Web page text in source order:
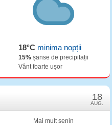
18°C minima nopții
15% șanse de precipitații
Vânt foarte ușor
18
AUG.
Mai mult senin